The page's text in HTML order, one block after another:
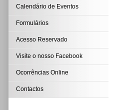
Calendário de Eventos
Formulários
Acesso Reservado
Visite o nosso Facebook
Ocorrências Online
Contactos